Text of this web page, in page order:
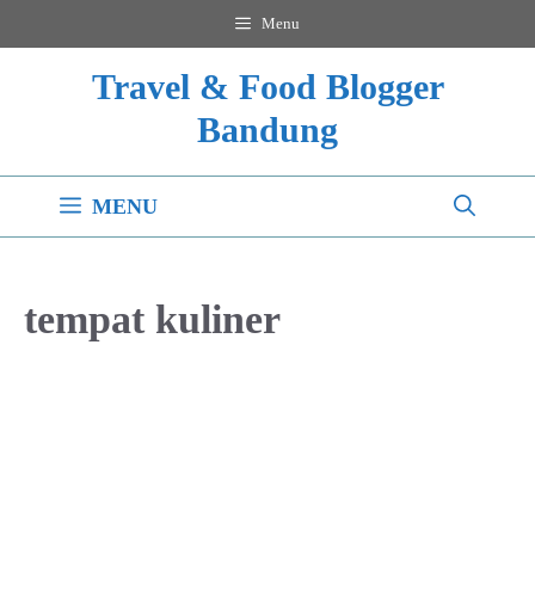
ke
Menu
Travel & Food Blogger
Bandung
MENU
tempat kuliner